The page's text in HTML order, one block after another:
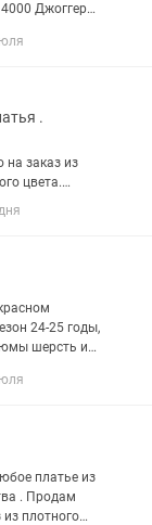
Джоггеры
42-44,
.
на заказ из
цвета.
как на
24-25 годы,
шерсть и
платье из
из плотного